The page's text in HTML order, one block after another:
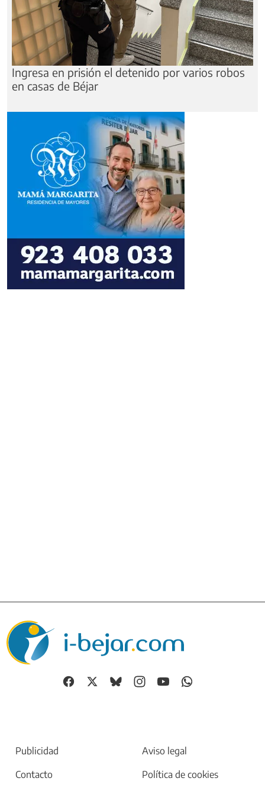
Ingresa en prisión el detenido por varios robos
en casas de Béjar
Publicidad
Aviso legal
Contacto
Política de cookies